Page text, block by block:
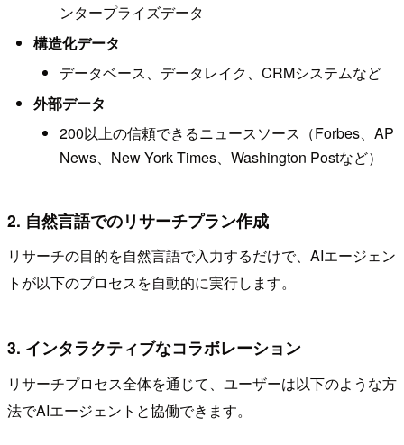
ンタープライズデータ
構造化データ
データベース、データレイク、CRMシステムなど
外部データ
200以上の信頼できるニュースソース（Forbes、AP
News、New York Times、Washington Postなど）
2. 自然言語でのリサーチプラン作成
リサーチの目的を自然言語で入力するだけで、AIエージェン
トが以下のプロセスを自動的に実行します。
3. インタラクティブなコラボレーション
リサーチプロセス全体を通じて、ユーザーは以下のような方
法でAIエージェントと協働できます。